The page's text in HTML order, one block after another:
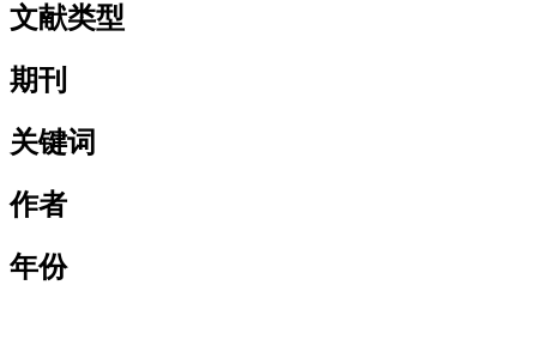
文献类型
期刊
关键词
作者
年份